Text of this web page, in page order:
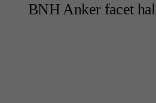
BNH Anker facet